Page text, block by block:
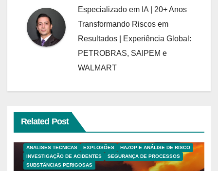
Especializado em IA | 20+ Anos
Transformando Riscos em
Resultados | Experiência Global:
PETROBRAS, SAIPEM e
WALMART
Related Post
ANALISES TECNICAS EXPLOSÕES
HAZOP E ANÁLISE DE RISCO
INVESTIGAÇÃO DE ACIDENTES
SEGURANÇA DE PROCESSOS
SUBSTÂNCIAS PERIGOSAS